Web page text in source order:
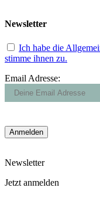
Newsletter
Ich habe die
stimme ihnen zu.
Email Adresse:
Newsletter
Jetzt anmelden